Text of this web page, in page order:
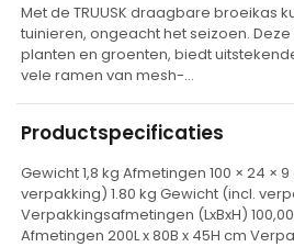
t
e
r
n
a
t
v
Met de TRUUSK draagbare broeikas
tuinieren, ongeacht het seizoen.
planten en groenten, biedt
vele ramen van mesh-…
Productspecificaties
Gewicht 1,8 kg Afmetingen 100 × 24 ×
verpakking) 1.80 kg Gewicht (incl.
Verpakkingsafmetingen (LxBxH)
Afmetingen 200L x 80B x 45H cm